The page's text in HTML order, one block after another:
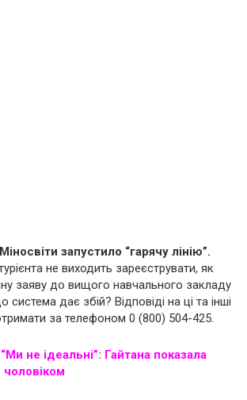
Міносвіти запустило “гарячу лінію”.
не виходить зареєструвати, як
заяву до вищого навчального закладу
дає збій? Відповіді на ці та інші
за телефоном 0 (800) 504-425.
“Ми не ідеальні”: Гайтана показала
чоловіком